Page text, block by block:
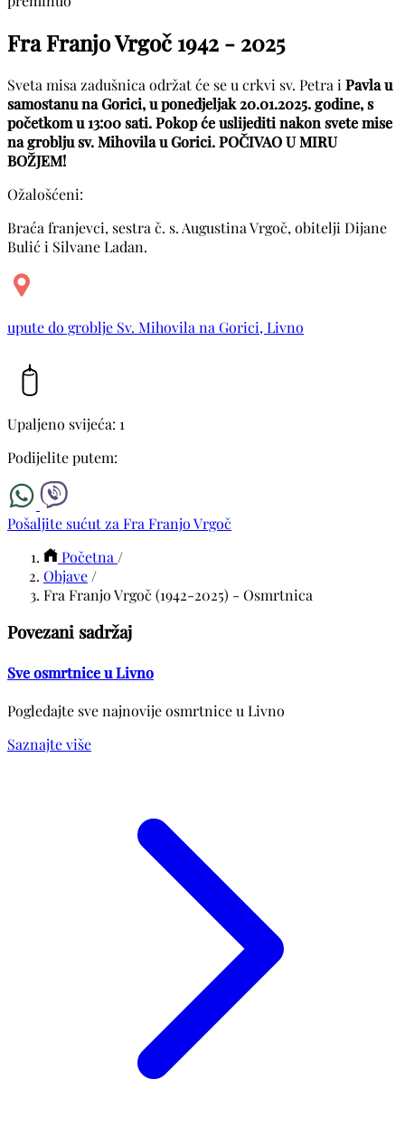
Fra Franjo Vrgoč 1942 - 2025
Sveta misa zadušnica održat će se u crkvi sv. Petra i Pavla u
samostanu na Gorici, u ponedjeljak 20.01.2025. godine, s
početkom u 13:00 sati. Pokop će uslijediti nakon svete mise
na groblju sv. Mihovila u Gorici. POČIVAO U MIRU
BOŽJEM!
Ožalošćeni:
Braća franjevci, sestra č. s. Augustina Vrgoč, obitelji Dijane
Bulić i Silvane Ladan.
upute do groblje Sv. Mihovila na Gorici, Livno
Upaljeno svijeća: 1
Podijelite putem:
Pošaljite sućut za Fra Franjo Vrgoč
Početna /
Objave /
Fra Franjo Vrgoč (1942-2025) - Osmrtnica
Povezani sadržaj
Sve osmrtnice u Livno
Pogledajte sve najnovije osmrtnice u Livno
Saznajte više